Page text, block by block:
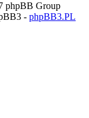
phpBB Group
- phpBB3.PL